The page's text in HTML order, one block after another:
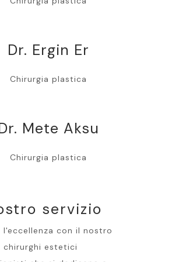
Dr. Ergin Er
Chirurgia plastica
Mete Aksu
Chirurgia plastica
servizio
l'eccellenza con il nostro
chirurghi estetici